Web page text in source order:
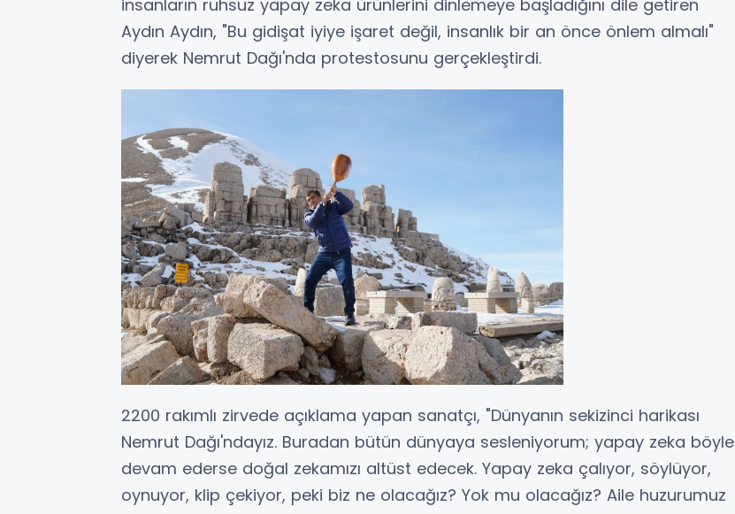
insanların ruhsuz yapay zeka ürünlerini dinlemeye başladığını dile getiren
Aydın Aydın, "Bu gidişat iyiye işaret değil, insanlık bir an önce önlem almalı"
diyerek Nemrut Dağı'nda protestosunu gerçekleştirdi.
2200 rakımlı zirvede açıklama yapan sanatçı, "Dünyanın sekizinci harikası
Nemrut Dağı'ndayız. Buradan bütün dünyaya sesleniyorum; yapay zeka böyle
devam ederse doğal zekamızı altüst edecek. Yapay zeka çalıyor, söylüyor,
oynuyor, klip çekiyor, peki biz ne olacağız? Yok mu olacağız? Aile huzurumuz